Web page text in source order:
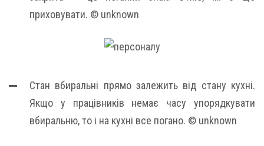
приховувати. © unknown
Стан вбиральні прямо залежить від стану кухні.
Якщо у працівників немає часу упорядкувати
вбиральню, то і на кухні все погано. © unknown